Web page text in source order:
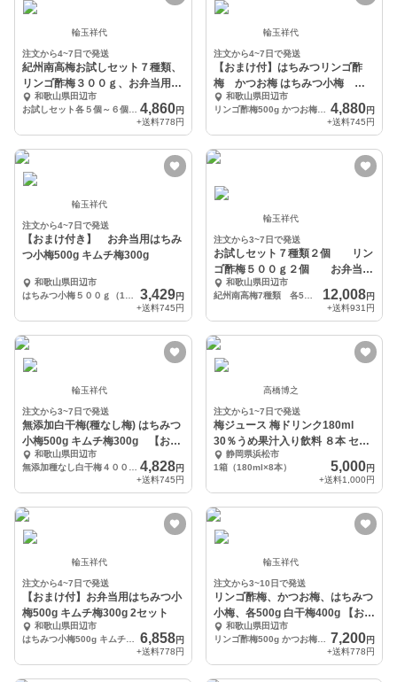
輪玉祥代
注文から4~7日で発送
紀州南高梅お試しセット７種類、
リンゴ酢梅３００ｇ、お弁当用小
梅５００ｇ
和歌山県田辺市
4,860円
+送料778円
輪玉祥代
注文から4~7日で発送
【おまけ付】はちみつリンゴ酢
梅 かつお梅 はちみつ小梅 キ
ムチ梅
和歌山県田辺市
リンゴ酢梅500g かつお梅500g はちみつ小梅100g キムチ梅100g
4,880円
+送料745円
輪玉祥代
注文から4~7日で発送
【おまけ付き】 お弁当用はちみ
つ小梅500g キムチ梅300g
和歌山県田辺市
3,429円
+送料745円
輪玉祥代
注文から3~7日で発送
お試しセット７種類２個 リン
ゴ酢梅５００ｇ２個 お弁当用
小梅５００ｇ２個
和歌山県田辺市
紀州南高梅7種類 各5〜6個 はちみつリンゴ酢梅５00g お弁当用小梅500g
12,008円
+送料931円
輪玉祥代
注文から3~7日で発送
無添加白干梅(種なし梅) はちみつ
小梅500g キムチ梅300g 【おま
け 和歌山県田辺市
4,828円
+送料745円
高橋博之
注文から1~7日で発送
梅ジュース 梅ドリンク180ml
30％うめ果汁入り飲料 ８本 セッ
ト 静岡県浜松市
1箱（180ml×8本）
5,000円
+送料1,000円
輪玉祥代
注文から4~7日で発送
【おまけ付】お弁当用はちみつ小
梅500g キムチ梅300g 2セット
和歌山県田辺市
6,858円
+送料778円
輪玉祥代
注文から3~10日で発送
リンゴ酢梅、かつお梅、はちみつ
小梅、各500g 白干梅400g 【おま
け 和歌山県田辺市
リンゴ酢梅500g かつお梅500g はちみつ小梅500g 白干梅400g
7,200円
+送料778円